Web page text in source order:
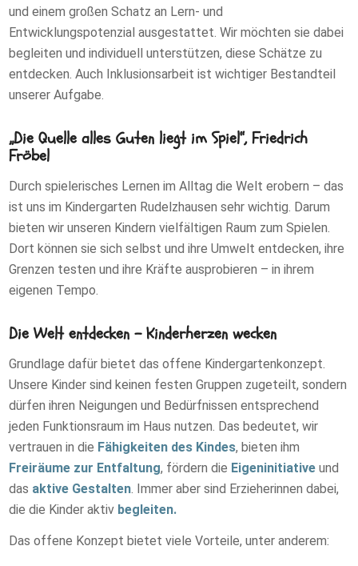
und einem großen Schatz an Lern- und
Entwicklungspotenzial ausgestattet. Wir möchten sie dabei
begleiten und individuell unterstützen, diese Schätze zu
entdecken. Auch Inklusionsarbeit ist wichtiger Bestandteil
unserer Aufgabe.
„Die Quelle alles Guten liegt im Spiel“, Friedrich
Fröbel
Durch spielerisches Lernen im Alltag die Welt erobern – das
ist uns im Kindergarten Rudelzhausen sehr wichtig. Darum
bieten wir unseren Kindern vielfältigen Raum zum Spielen.
Dort können sie sich selbst und ihre Umwelt entdecken, ihre
Grenzen testen und ihre Kräfte ausprobieren – in ihrem
eigenen Tempo.
Die Welt entdecken – Kinderherzen wecken
Grundlage dafür bietet das offene Kindergartenkonzept.
Unsere Kinder sind keinen festen Gruppen zugeteilt, sondern
dürfen ihren Neigungen und Bedürfnissen entsprechend
jeden Funktionsraum im Haus nutzen. Das bedeutet, wir
vertrauen in die Fähigkeiten des Kindes, bieten ihm
Freiräume zur Entfaltung, fördern die Eigeninitiative und
das aktive Gestalten . Immer aber sind Erzieherinnen dabei,
die die Kinder aktiv begleiten.
Das offene Konzept bietet viele Vorteile, unter anderem: